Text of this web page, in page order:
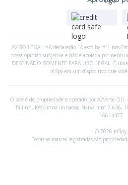
AVISO LEGAL: *A declaração "A escolha nº1 nos
nossa opinião subjetiva e não é apoiada por
DESTINADO SOMENTE PARA USO LEGAL. É
mSpy em um dispositivo que
O site é de propriedade e operado por A2verse OÜ;
Tallinn, Kesklinna linnaosa, Narva mnt 7-636,
16614477
© 2026 mSpy.
Todas as marcas registradas são